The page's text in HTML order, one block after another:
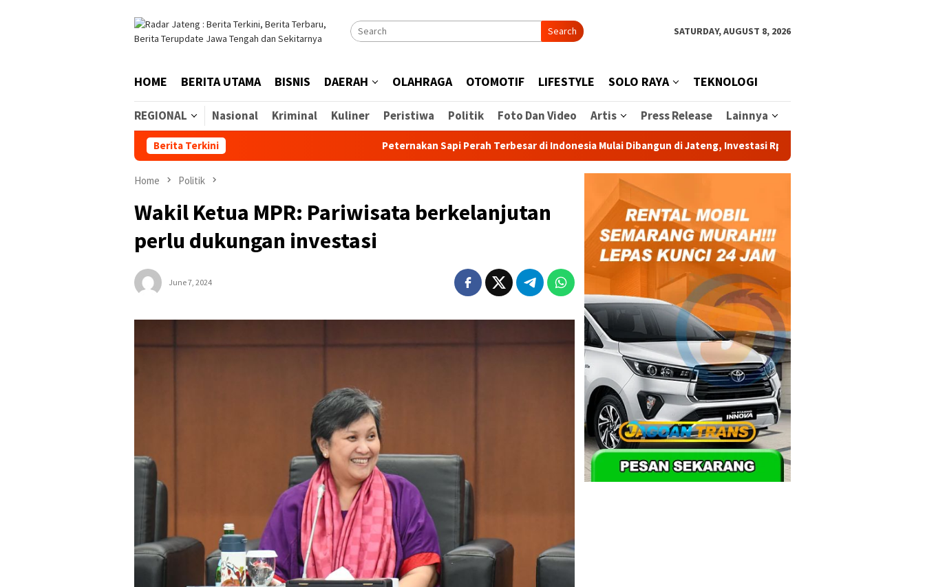
Search SATURDAY, AUGUST 8, 2026
HOME BERITA UTAMA BISNIS DAERAH OLAHRAGA OTOMOTIF LIFESTYLE SOLO RAYA TEKNOLOGI
REGIONAL Nasional Kriminal Kuliner Peristiwa Politik Foto Dan Video Artis Press Release Lainnya
Berita Terkini Peternakan Sapi Perah Terbesar di Indonesia Mulai Dibangun di Jateng, Investasi Rp 1,2 Triliun Dongkrak Swasembada
Home Politik
Wakil Ketua MPR: Pariwisata berkelanjutan
perlu dukungan investasi
June 7, 2024